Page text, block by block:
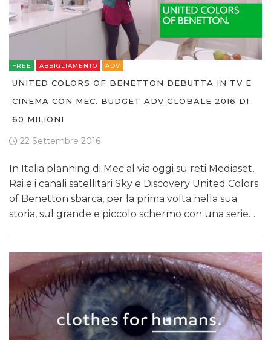
FREE ABBIGLIAMENTO ADV
UNITED COLORS OF BENETTON DEBUTTA IN TV E
CINEMA CON MEC. BUDGET ADV GLOBALE 2016 DI
60 MILIONI
22 Settembre 2016
In Italia planning di Mec al via oggi su reti Mediaset,
Rai e i canali satellitari Sky e Discovery United Colors
of Benetton sbarca, per la prima volta nella sua
storia, sul grande e piccolo schermo con una serie…